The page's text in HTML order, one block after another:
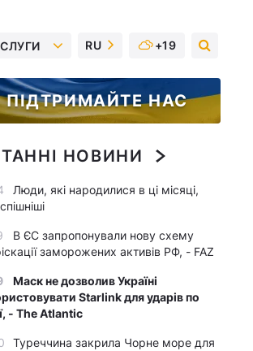
RU +19
ПІДТРИМАЙТЕ НАС
НОВИНИ
Люди, які народилися в ці місяці,
В ЄС запропонували нову схему
заморожених активів РФ, - FAZ
Маск не дозволив Україні
Starlink для ударів по
- The Atlantic
Туреччина закрила Чорне море для